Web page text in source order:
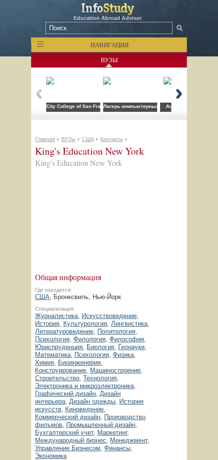
Education Abroad Advisor
НАВИГАЦИЯ
ВУЗЫ
City College of San FranciscoЛагерь компьютерных технологий FLS при
Auburn University
Главная ВУЗы США Контакты
King's Education New York
King's Education New York
Общая информация
Где находится:
США, Бронксвиль, Нью-Йорк
Специализация:
Журналистика, Искусствоведение,
История, Культурология, Лингвистика,
Литературоведение, Политология,
Психология, Филология, Философия,
Юриспруденция, Биология, Геонауки,
Математика, Психология, Физика,
Химия, Биоинженерия,
Конструирование, Машиностроение,
Строительство, Технология,
Электроника и микроэлектроника,
Графический дизайн, Дизайн
интерьера, Дизайн одежды, История
искусств, Киноведение,
Коммерческий дизайн, Производство
фильмов, Промышленный дизайн,
Бухгалтерский учет, Маркетинг,
Международный бизнес, Менеджмент,
Управление Бизнесом, Финансы,
Экономика